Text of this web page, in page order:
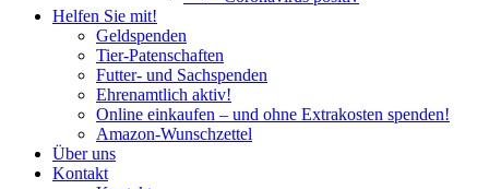
Helfen Sie mit!
Geldspenden
Tier-Patenschaften
Futter- und Sachspenden
Ehrenamtlich aktiv!
Online einkaufen – und ohne Extrakosten spenden!
Amazon-Wunschzettel
Über uns
Kontakt